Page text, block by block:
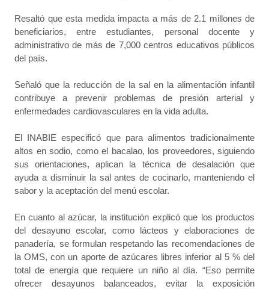
Resaltó que esta medida impacta a más de 2.1 millones de
beneficiarios, entre estudiantes, personal docente y
administrativo de más de 7,000 centros educativos públicos
del país.
Señaló que la reducción de la sal en la alimentación infantil
contribuye a prevenir problemas de presión arterial y
enfermedades cardiovasculares en la vida adulta.
El INABIE especificó que para alimentos tradicionalmente
altos en sodio, como el bacalao, los proveedores, siguiendo
sus orientaciones, aplican la técnica de desalación que
ayuda a disminuir la sal antes de cocinarlo, manteniendo el
sabor y la aceptación del menú escolar.
En cuanto al azúcar, la institución explicó que los productos
del desayuno escolar, como lácteos y elaboraciones de
panadería, se formulan respetando las recomendaciones de
la OMS, con un aporte de azúcares libres inferior al 5 % del
total de energía que requiere un niño al día. “Eso permite
ofrecer desayunos balanceados, evitar la exposición